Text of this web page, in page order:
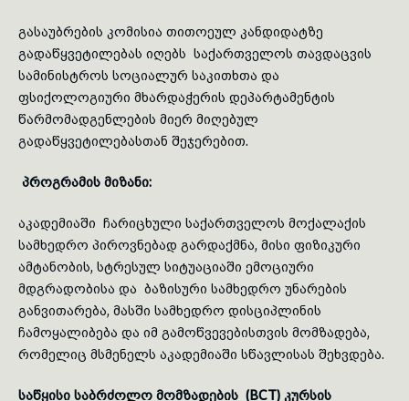
გასაუბრების კომისია თითოეულ კანდიდატზე
გადაწყვეტილებას იღებს საქართველოს თავდაცვის
სამინისტროს სოციალურ საკითხთა და
ფსიქოლოგიური მხარდაჭერის დეპარტამენტის
წარმომადგენლების მიერ მიღებულ
გადაწყვეტილებასთან შეჯერებით.
პროგრამის მიზანი:
აკადემიაში ჩარიცხული საქართველოს მოქალაქის
სამხედრო პიროვნებად გარდაქმნა, მისი ფიზიკური
ამტანობის, სტრესულ სიტუაციაში ემოციური
მდგრადობისა და ბაზისური სამხედრო უნარების
განვითარება, მასში სამხედრო დისციპლინის
ჩამოყალიბება და იმ გამოწვევებისთვის მომზადება,
რომელიც მსმენელს აკადემიაში სწავლისას შეხვდება.
საწყისი საბრძოლო მომზადების (BCT) კურსის